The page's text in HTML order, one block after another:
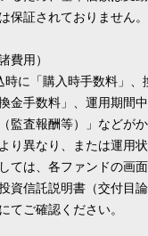
保証されておりません。
費用）
時に「購入時手数料」、
金手数料」、運用期間
監査報酬等）」などが
り異なり、または運用
ては、各ファンドの画
資信託説明書（交付目
てご確認ください。